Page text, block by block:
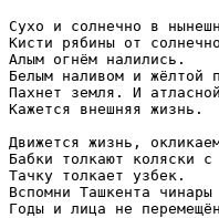
Сухо и солнечно в
Кисти рябины от
Алым огнём налились.
Белым наливом и жёлтой
Пахнет земля. И
Кажется внешняя жизнь.
Движется жизнь,
Бабки толкают коляски с
Тачку толкает узбек.
Вспомни Ташкента чинары
Годы и лица не